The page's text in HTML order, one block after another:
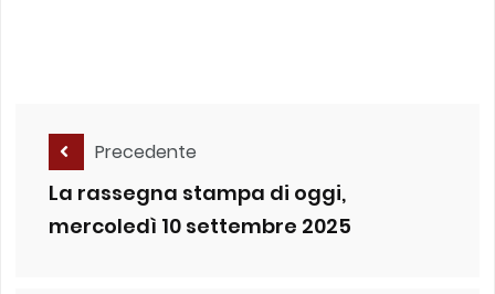
Precedente
La rassegna stampa di oggi,
mercoledì 10 settembre 2025